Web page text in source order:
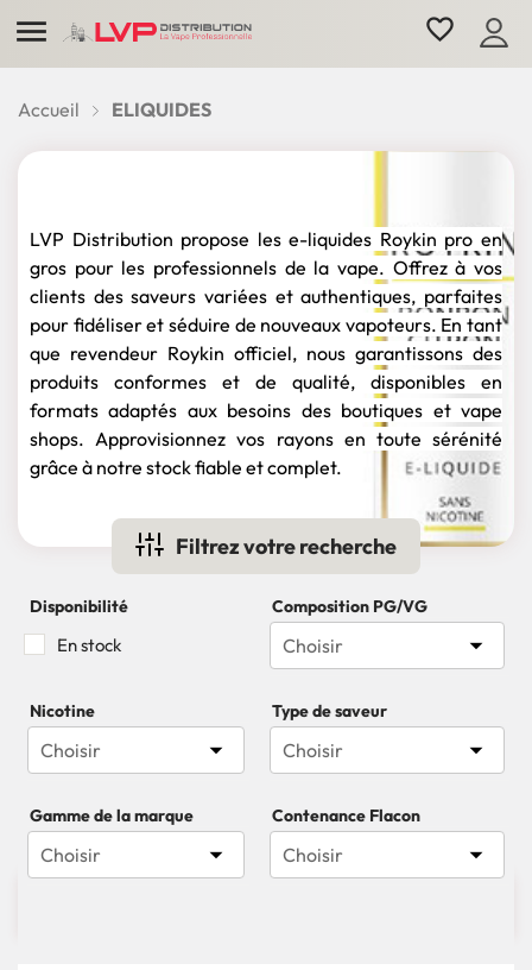
 favorite_border
Accueil ELIQUIDES
LVP Distribution propose les e-liquides Roykin pro en
gros pour les professionnels de la vape. Offrez à vos
clients des saveurs variées et authentiques, parfaites
pour fidéliser et séduire de nouveaux vapoteurs. En tant
que revendeur Roykin officiel, nous garantissons des
produits conformes et de qualité, disponibles en
formats adaptés aux besoins des boutiques et vape
shops. Approvisionnez vos rayons en toute sérénité
grâce à notre stock fiable et complet.
Filtrez votre recherche
Disponibilité
En stock
Composition PG/VG
Choisir 
Nicotine
Choisir 
Type de saveur
Choisir 
Gamme de la marque
Choisir 
Contenance Flacon
Choisir 